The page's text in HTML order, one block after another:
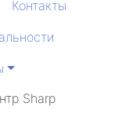
Контакты
Sharp